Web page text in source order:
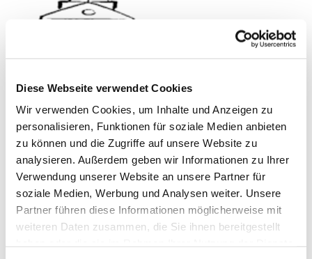
Diese Webseite verwendet Cookies
Wir verwenden Cookies, um Inhalte und Anzeigen zu
personalisieren, Funktionen für soziale Medien anbieten
zu können und die Zugriffe auf unsere Website zu
analysieren. Außerdem geben wir Informationen zu Ihrer
Verwendung unserer Website an unsere Partner für
soziale Medien, Werbung und Analysen weiter. Unsere
Partner führen diese Informationen möglicherweise mit
weiteren Daten zusammen, die Sie ihnen bereitgestellt
Sonntag, 2. August 2026, 10:00 -
11:00 Uhr
ev. Kirche am Markt, Kuchenstraße
24, 48653 Coesfeld